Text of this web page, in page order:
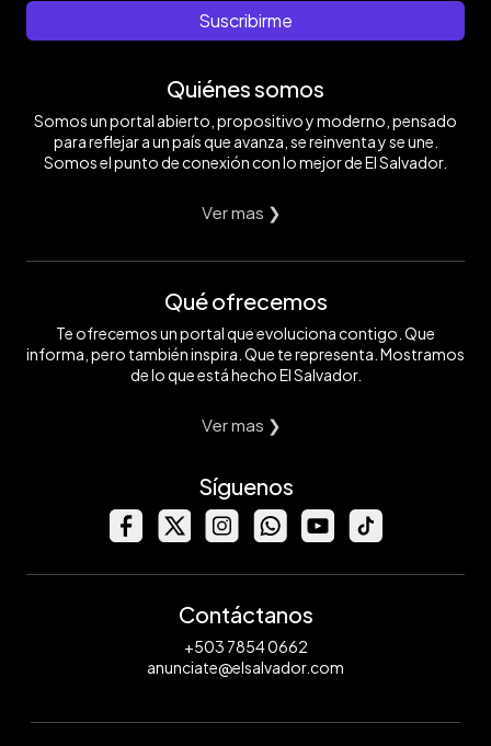
Suscribirme
Quiénes somos
Somos un portal abierto, propositivo y moderno, pensado
para reflejar a un país que avanza, se reinventa y se une.
Somos el punto de conexión con lo mejor de El Salvador.
Ver mas ❯
Qué ofrecemos
Te ofrecemos un portal que evoluciona contigo. Que
informa, pero también inspira. Que te representa. Mostramos
de lo que está hecho El Salvador.
Ver mas ❯
Síguenos
Contáctanos
+503 7854 0662
anunciate@elsalvador.com